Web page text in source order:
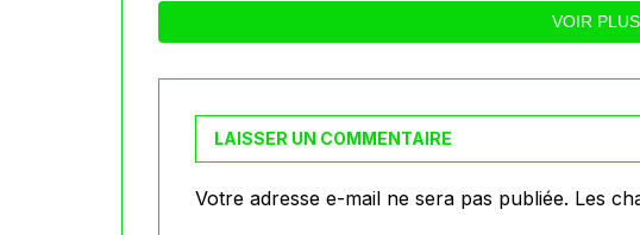
VOIR PLUS
LAISSER UN COMMENTAIRE
Votre adresse e-mail ne sera pas publiée. Les